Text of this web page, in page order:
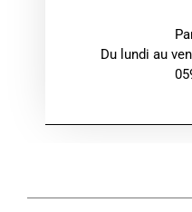
Du lundi au